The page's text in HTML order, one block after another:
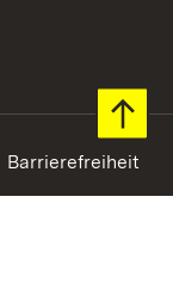
Barrierefreiheit